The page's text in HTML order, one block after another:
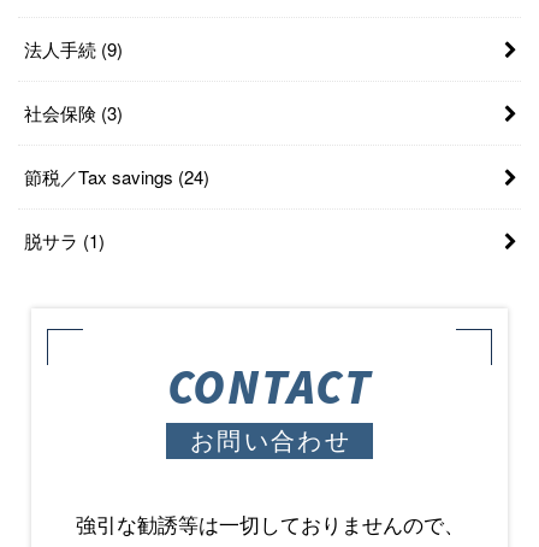
法人手続 (9)
社会保険 (3)
節税／Tax savings (24)
脱サラ (1)
CONTACT
お問い合わせ
強引な勧誘等は一切しておりませんので、